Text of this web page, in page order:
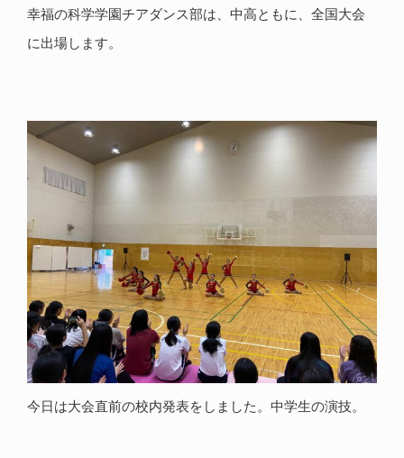
幸福の科学学園チアダンス部は、中高ともに、全国大会
に出場します。
今日は大会直前の校内発表をしました。中学生の演技。